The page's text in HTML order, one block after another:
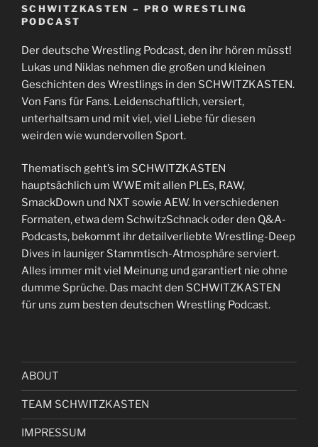
SCHWITZKASTEN – PRO WRESTLING
PODCAST
Der deutsche Wrestling Podcast, den ihr hören müsst!
Lukas und Niklas nehmen die großen und kleinen
Geschichten des Wrestlings in den SCHWITZKASTEN.
Von Fans für Fans. Leidenschaftlich, versiert,
unterhaltsam und mit viel, viel Liebe für diesen
weirden wie wundervollen Sport.
Thematisch geht’s im SCHWITZKASTEN
hauptsächlich um WWE mit allen PLEs, RAW,
SmackDown und NXT sowie AEW. In verschiedenen
Formaten, etwa dem SchwitzSchnack oder den Q&A-
Podcasts, bekommt ihr detailverliebte Wrestling-Deep
Dives in launiger Stammtisch-Atmosphäre serviert.
Alles immer mit viel Meinung und garantiert nie ohne
dumme Sprüche. Das macht den SCHWITZKASTEN
für uns zum besten deutschen Wrestling Podcast.
ABOUT
TEAM SCHWITZKASTEN
IMPRESSUM